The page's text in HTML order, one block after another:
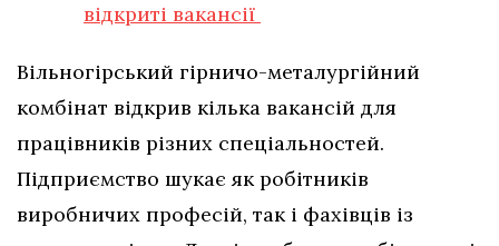
відкриті вакансії
Вільногірський гірничо-металургійний
комбінат відкрив кілька вакансій для
працівників різних спеціальностей.
Підприємство шукає як робітників
виробничих професій, так і фахівців із